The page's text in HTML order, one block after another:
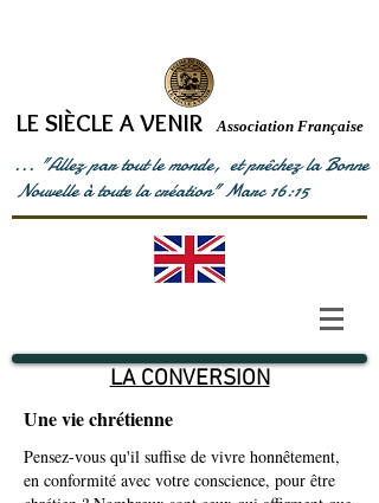
LE SIÈCLE A VENIR Association Française
... "Allez par tout le monde, et prêchez la Bonne
Nouvelle à toute la création" Marc 16:15
LA CONVERSION
Une vie chrétienne
Pensez-vous qu'il suffise de vivre honnêtement,
en conformité avec votre conscience, pour être